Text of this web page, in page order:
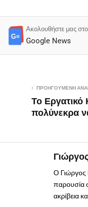
G≡
Ακολουθήστε μας στο
Google News
ΠΡΟΗΓΟΎΜΕΝΗ
Το Εργατικό
πολύνεκρα
Ο Γιώργος
παρουσία
ακρίβεια